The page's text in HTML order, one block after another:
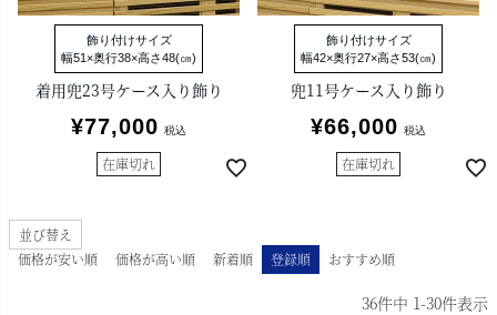
飾り付けサイズ
幅51×奥行38×高さ48(㎝)
着用兜23号ケース入り飾り
¥77,000 税込
在庫切れ
飾り付けサイズ
幅42×奥行27×高さ53(㎝)
兜11号ケース入り飾り
¥66,000 税込
在庫切れ
並び替え
価格が安い順
価格が高い順 新着順 登録順 おすすめ順
36件中 1-30件表示